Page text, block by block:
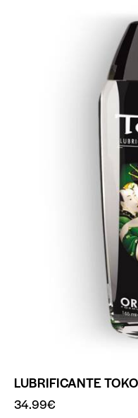
LUBRIFICANTE
34.99€